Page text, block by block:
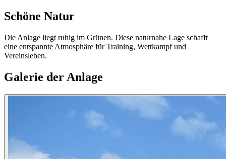
Schöne Natur
Die Anlage liegt ruhig im Grünen. Diese naturnahe Lage schafft
eine entspannte Atmosphäre für Training, Wettkampf und
Vereinsleben.
Galerie der Anlage